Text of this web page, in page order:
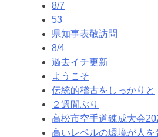
8/7
53
県知事表敬訪問
8/4
過去イチ更新
ようこそ
伝統的稽古をしっかりと
２週間ぶり
高松市空手道錬成大会
高いレベルの環境が人を